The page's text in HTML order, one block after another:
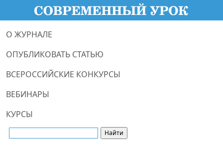
О ЖУРНАЛЕ
ОПУБЛИКОВАТЬ СТАТЬЮ
ВСЕРОССИЙСКИЕ КОНКУРСЫ
ВЕБИНАРЫ
КУРСЫ